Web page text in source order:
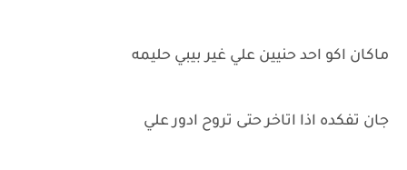
ماكان اكو احد حنيين علي غير بيبي حليمه
جان تفكده اذا اتاخر حتى تروح ادور علي